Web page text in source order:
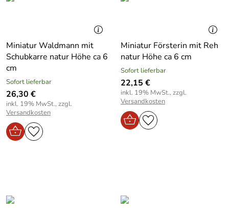
Miniatur Waldmann mit
Schubkarre natur Höhe ca 6
cm
Sofort lieferbar
26,30 €
inkl. 19% MwSt., zzgl.
Versandkosten
Miniatur Försterin mit Reh
natur Höhe ca 6 cm
Sofort lieferbar
22,15 €
inkl. 19% MwSt., zzgl.
Versandkosten